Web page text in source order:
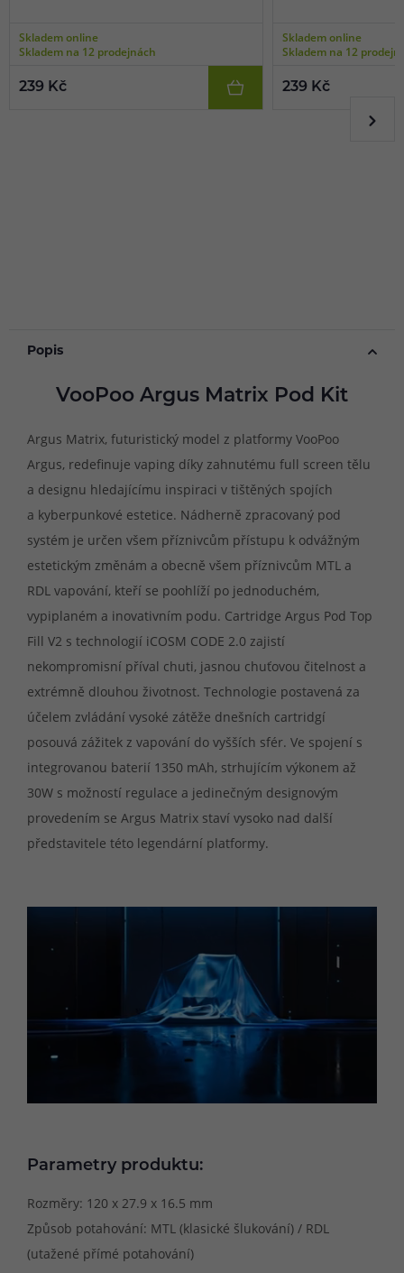
Skladem online
Skladem na 12 prodejnách
239 Kč
Skladem online
Skladem na 12
239 Kč
Popis
VooPoo Argus Matrix Pod Kit
Argus Matrix, futuristický model z platformy VooPoo
Argus, redefinuje vaping díky zahnutému full screen tělu
a designu hledajícímu inspiraci v tištěných spojích
a kyberpunkové estetice. Nádherně zpracovaný pod
systém je určen všem příznivcům přístupu k odvážným
estetickým změnám a obecně všem příznivcům MTL a
RDL vapování, kteří se poohlíží po jednoduchém,
vypiplaném a inovativním podu. Cartridge Argus Pod Top
Fill V2 s technologií iCOSM CODE 2.0 zajistí
nekompromisní příval chuti, jasnou chuťovou čitelnost a
extrémně dlouhou životnost. Technologie postavená za
účelem zvládání vysoké zátěže dnešních cartridgí
posouvá zážitek z vapování do vyšších sfér. Ve spojení s
integrovanou baterií 1350 mAh, strhujícím výkonem až
30W s možností regulace a jedinečným designovým
provedením se Argus Matrix staví vysoko nad další
představitele této legendární platformy.
Parametry produktu:
Rozměry: 120 x 27.9 x 16.5 mm
Způsob potahování: MTL (klasické šlukování) / RDL
(utažené přímé potahování)